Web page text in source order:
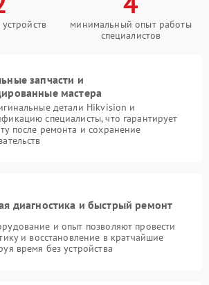
минимальный опыт работы
специалистов
запчасти и
мастера
детали Hikvision и
специалисты, что гарантирует
после ремонта и сохранение
диагностика и быстрый ремонт
и опыт позволяют провести
и восстановление в кратчайшие
время без устройства